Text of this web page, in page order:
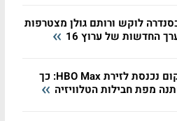
לוקש ורותם גולן מצטרפות
החדשות של ערוץ 16
סלקום נכנסת לזירת HBO Max: כך
מפת חבילות הטלוויזיה